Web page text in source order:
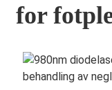
for